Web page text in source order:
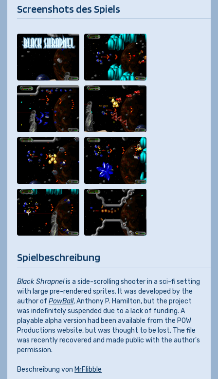
Screenshots des Spiels
Spielbeschreibung
Black Shrapnelis a side-scrolling shooter in a sci-fi setting
with large pre-rendered sprites. It was developed by the
author of PowBall, Anthony P. Hamilton, but the project
was indefinitely suspended due to a lack of funding. A
playable alpha version had been available from the POW
Productions website, but was thought to be lost. The file
was recently recovered and made public with the author's
permission.
Beschreibung von MrFlibble